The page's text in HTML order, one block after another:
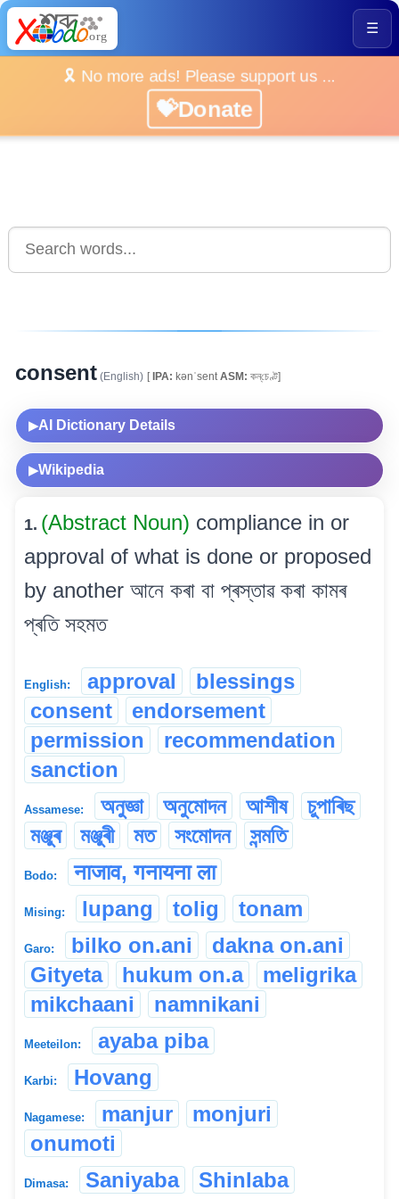
☰
🎗️ No more ads! Please support us ...
💝Donate
consent (English) [IPA: kənˈsent ASM: কন্‌চেণ্ট]
▶AI Dictionary Details
▶Wikipedia
1. (Abstract Noun) compliance in or
approval of what is done or proposed
by another আনে কৰা বা প্ৰস্তাৱ কৰা কামৰ
প্ৰতি সহমত
English: approval
blessings
consent
endorsement
permission
recommendation
sanction
Assamese: অনুজ্ঞা অনুমোদন আশীষ
চুপাৰিছ
মঞ্জুৰ
মঞ্জুৰী মত সংমোদন সন্মতি
Bodo: नाजाव, गनायना ला
Mising: lupang tolig tonam
Garo: bilko on.ani
dakna on.ani
Gityeta
hukum on.a
meligrika
mikchaani
namnikani
Meeteilon: ayaba piba
Karbi: Hovang
Nagamese: manjur
monjuri
onumoti
Dimasa: Saniyaba Shinlaba